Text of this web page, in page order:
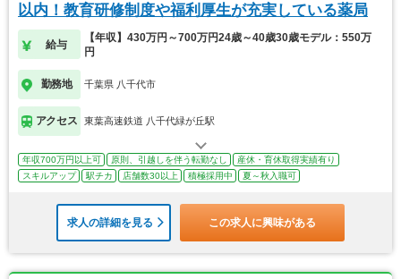
以内！教育研修制度や福利厚生が充実している薬局
給与
【年収】430万円～700万円24歳～40歳30歳モデル：550万
円
勤務地 千葉県 八千代市
アクセス 東葉高速鉄道 八千代緑が丘駅
年収700万円以上可 原則、引越しを伴う転勤なし
産休・育休取得実績有り
スキルアップ
駅チカ 店舗数30以上 積極採用中 夏～秋入職可
求人の詳細を見る この求人に興味がある